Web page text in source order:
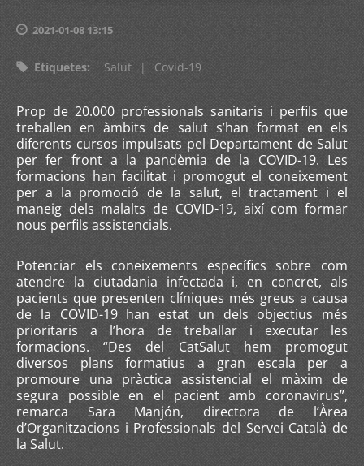
2021-01-08 13:15
Etiquetes: Salut | Covid-19
Prop de 20.000 professionals sanitaris i perfils que
treballen en àmbits de salut s’han format en els
diferents cursos impulsats pel Departament de Salut
per fer front a la pandèmia de la COVID-19. Les
formacions han facilitat i promogut el coneixement
per a la promoció de la salut, el tractament i el
maneig dels malalts de COVID-19, així com formar
nous perfils assistencials.
Potenciar els coneixements específics sobre com
atendre la ciutadania infectada i, en concret, als
pacients que presenten clíniques més greus a causa
de la COVID-19 han estat un dels objectius més
prioritaris a l’hora de treballar i executar les
formacions. “Des del CatSalut hem promogut
diversos plans formatius a gran escala per a
promoure una pràctica assistencial el màxim de
segura possible en el pacient amb coronavirus”,
remarca Sara Manjón, directora de l’Àrea
d’Organitzacions i Professionals del Servei Català de
la Salut.